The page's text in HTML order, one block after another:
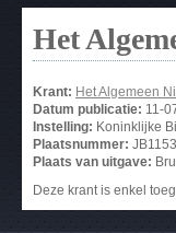
Het
Krant: Het Algemeen
Datum publicatie: 11-
Instelling: Koninklijke
Plaatsnummer: JB1153
Plaats van uitgave:
Deze krant is enkel